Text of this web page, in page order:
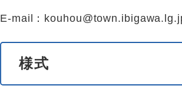
E-mail：
様式